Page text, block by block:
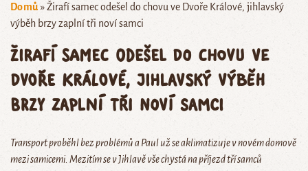
Domů »Žirafí samec odešel do chovu ve Dvoře Králové, jihlavský
výběh brzy zaplní tři noví samci
Žirafí samec odešel do chovu ve
Dvoře Králové, jihlavský výběh
brzy zaplní tři noví samci
Transport proběhl bez problémů a Paul už se aklimatizuje v novém domově
mezi samicemi. Mezitím se v Jihlavě vše chystá na příjezd tří samců